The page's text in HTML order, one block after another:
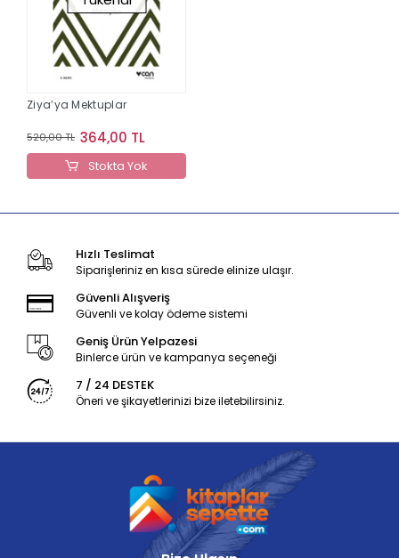
Ziya’ya Mektuplar
520,00 TL 364,00 TL
Stokta Yok
Hızlı Teslimat
Siparişleriniz en kısa sürede elinize ulaşır.
Güvenli Alışveriş
Güvenli ve kolay ödeme sistemi
Geniş Ürün Yelpazesi
Binlerce ürün ve kampanya seçeneği
7 / 24 DESTEK
Öneri ve şikayetlerinizi bize iletebilirsiniz.